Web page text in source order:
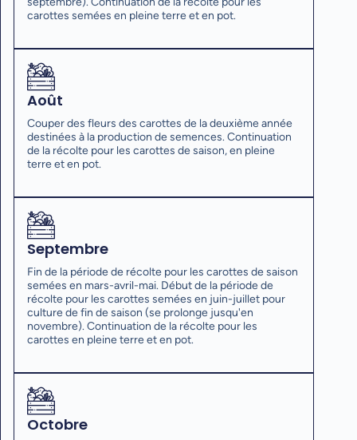
carottes semées en pleine terre et en pot.
Août
Couper des fleurs des carottes de la deuxième année
destinées à la production de semences. Continuation
de la récolte pour les carottes de saison, en pleine
terre et en pot.
Septembre
Fin de la période de récolte pour les carottes de saison
semées en mars-avril-mai. Début de la période de
récolte pour les carottes semées en juin-juillet pour
culture de fin de saison (se prolonge jusqu'en
novembre). Continuation de la récolte pour les
carottes en pleine terre et en pot.
Octobre